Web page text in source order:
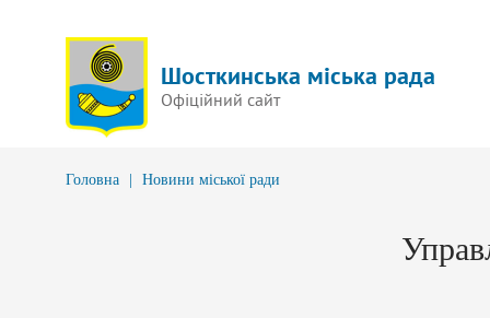
Шосткинська міська рада
Офіційний сайт
Головна Новини міської ради